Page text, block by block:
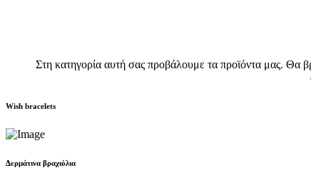
Στη κατηγορία αυτή σας προβάλουμε τα προϊόντα μας. Θα
Wish bracelets
Δερμάτινα βραχιόλια